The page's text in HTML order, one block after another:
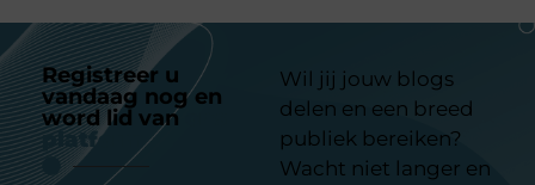
Registreer u
vandaag nog en
word lid van
platform
Wil jij jouw blogs
delen en een breed
publiek bereiken?
Wacht niet langer en